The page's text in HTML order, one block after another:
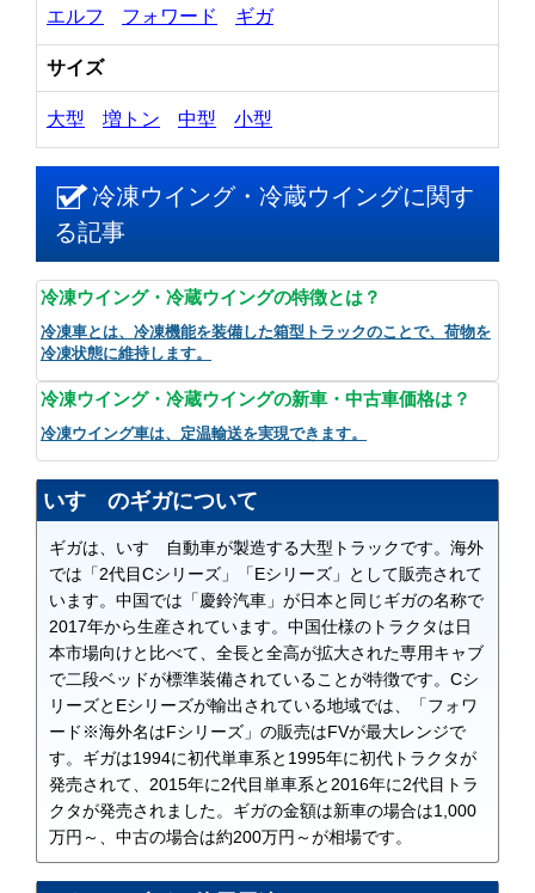
エルフ フォワード ギガ
サイズ
大型 増トン 中型 小型
冷凍ウイング・冷蔵ウイングに関す
る記事
冷凍ウイング・冷蔵ウイングの特徴とは？
冷凍車とは、冷凍機能を装備した箱型トラックのことで、荷物を
冷凍状態に維持します。
冷凍ウイング・冷蔵ウイングの新車・中古車価格は？
冷凍ウイング車は、定温輸送を実現できます。
いすゞのギガについて
ギガは、いすゞ自動車が製造する大型トラックです。海外
では「2代目Cシリーズ」「Eシリーズ」として販売されて
います。中国では「慶鈴汽車」が日本と同じギガの名称で
2017年から生産されています。中国仕様のトラクタは日
本市場向けと比べて、全長と全高が拡大された専用キャブ
で二段ベッドが標準装備されていることが特徴です。Cシ
リーズとEシリーズが輸出されている地域では、「フォワ
ード※海外名はFシリーズ」の販売はFVが最大レンジで
す。ギガは1994に初代単車系と1995年に初代トラクタが
発売されて、2015年に2代目単車系と2016年に2代目トラ
クタが発売されました。ギガの金額は新車の場合は1,000
万円～、中古の場合は約200万円～が相場です。